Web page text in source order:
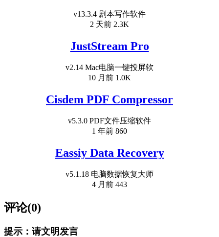
v13.3.4 剧本写作软件
2 天前 2.3K
JustStream Pro
v2.14 Mac电脑一键投屏软
10 月前 1.0K
Cisdem PDF Compressor
v5.3.0 PDF文件压缩软件
1 年前 860
Eassiy Data Recovery
v5.1.18 电脑数据恢复大师
4 月前 443
评论(0)
提示：请文明发言